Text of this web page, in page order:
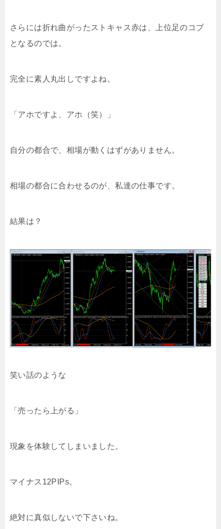
さらには折れ曲がったストキャス赤は、上位足のコブ
となるのでは。
完全に素人丸出しですよね。
「アホですよ、アホ（笑）」
自分の都合で、相場が動くはずがありません。
相場の都合に合わせるのが、私達の仕事です。
結果は？
笑い話のような
「売ったら上がる」
現象を体験してしまいました。
マイナス12PIPs。
絶対に真似しないで下さいね。